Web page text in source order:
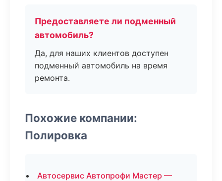
Предоставляете ли подменный
автомобиль?
Да, для наших клиентов доступен
подменный автомобиль на время
ремонта.
Похожие компании:
Полировка
Автосервис Автопрофи Мастер —